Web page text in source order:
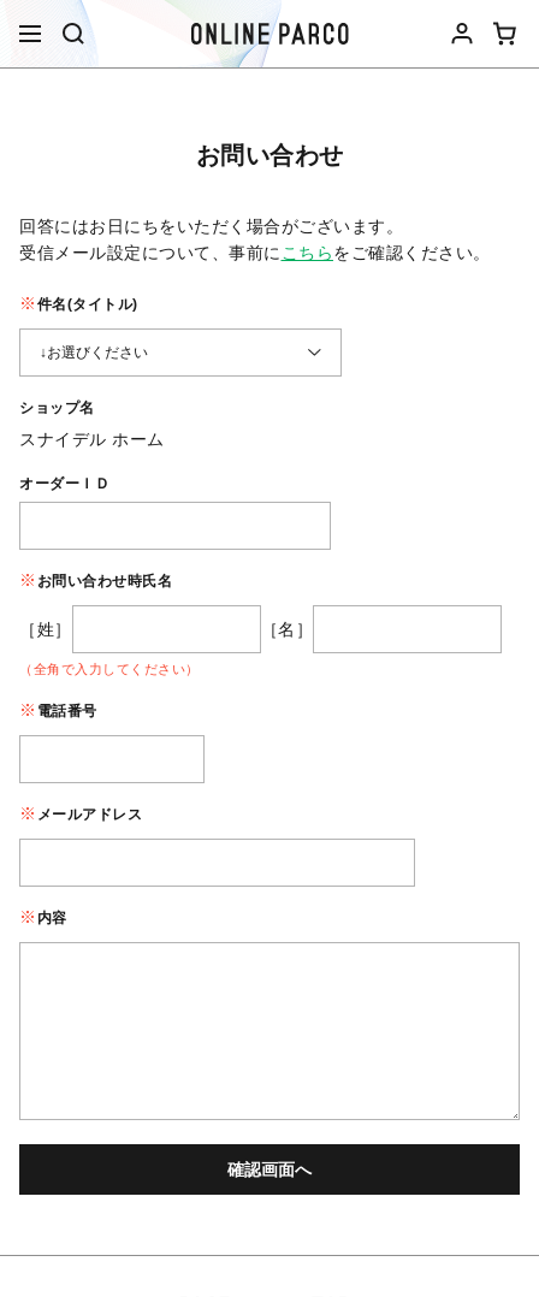
お問い合わせ
回答にはお日にちをいただく場合がございます。
受信メール設定について、事前に こちらをご確認ください。​
件名(タイトル)
ショップ名
スナイデル ホーム
オーダーＩＤ
お問い合わせ時氏名
［姓］ ［名］
（全角で入力してください）
電話番号
メールアドレス
内容